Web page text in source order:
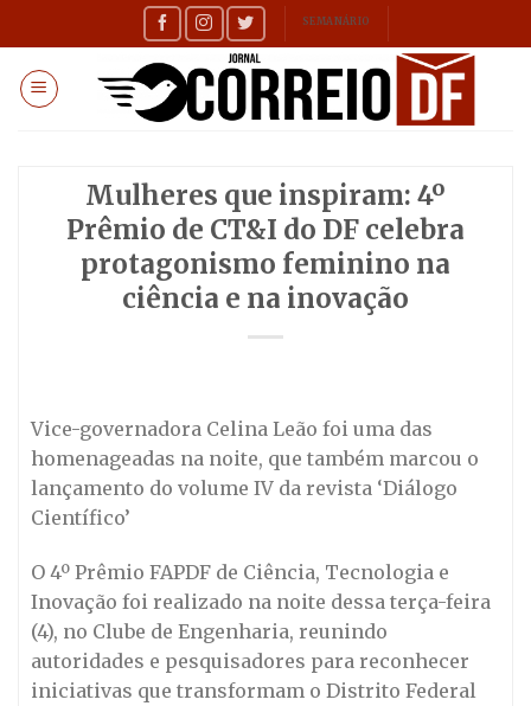
to
content
SEMANÁRIO
Mulheres que inspiram: 4º
Prêmio de CT&I do DF celebra
protagonismo feminino na
ciência e na inovação
Vice-governadora Celina Leão foi uma das
homenageadas na noite, que também marcou o
lançamento do volume IV da revista ‘Diálogo
Científico’
O 4º Prêmio FAPDF de Ciência, Tecnologia e
Inovação foi realizado na noite dessa terça-feira
(4), no Clube de Engenharia, reunindo
autoridades e pesquisadores para reconhecer
iniciativas que transformam o Distrito Federal